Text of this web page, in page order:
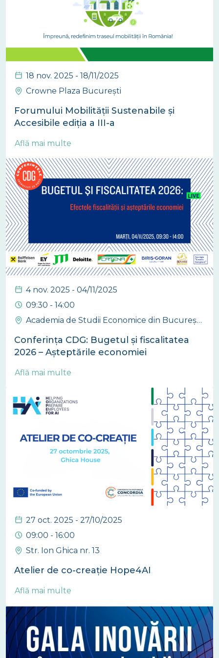
18 nov. 2025 - 18/11/2025
Crowne Plaza București
Forumului Mobilității Sustenabile și
Accesibile ediția a III-a
Află mai multe
4 nov. 2025 - 04/11/2025
09:30 - 14:00
Academia de Studii Economice din București – Sala „Aula Magna”
Conferința CDG: Bugetul și fiscalitatea
2026 – Așteptările economiei
Află mai multe
27 oct. 2025 - 27/10/2025
09:00 - 16:00
Str. Ion Ghica nr. 13
Atelier de co-creație Hope4AI
Află mai multe